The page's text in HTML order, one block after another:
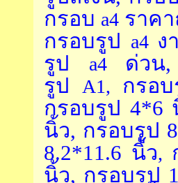
กรอบ a4 ราค
กรอบรูป a4 ง
รูป a4 ด่ว
รูป
A1, กรอ
กรอบรูป 4*6
นิ้ว, กรอบรูป
8.2*11.6 นิ้ว,
นิ้ว, กรอบรูป